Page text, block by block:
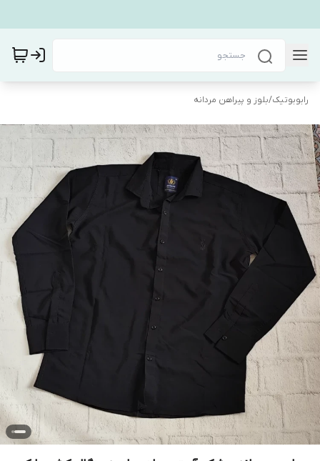
رابوبوتیک/بلوز و پیراهن مردانه